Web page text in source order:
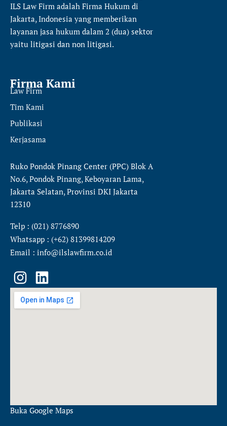
ILS Law Firm adalah Firma Hukum di
Jakarta, Indonesia yang memberikan
layanan jasa hukum dalam 2 (dua) sektor
yaitu litigasi dan non litigasi.
Firma Kami
Law Firm
Tim Kami
Publikasi
Kerjasama
Ruko Pondok Pinang Center (PPC) Blok A
No.6, Pondok Pinang, Keboyaran Lama,
Jakarta Selatan, Provinsi DKI Jakarta
12310
Telp : (021) 8776890
Whatsapp : (+62) 81399814209
Email : info@ilslawfirm.co.id
I
n
s
L
i
n
Buka Google Maps